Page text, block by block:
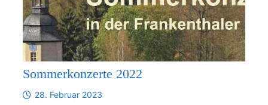
Sommerkonzerte 2022
28. Februar 2023